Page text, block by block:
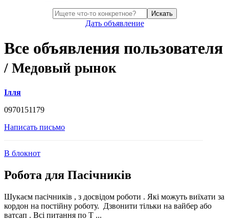
Искать
Дать объявление
Все объявления пользователя
/ Медовый рынок
Ілля
0970151179
Написать письмо
В блокнот
Робота для Пасічників
Шукаєм пасічників , з досвідом роботи . Які можуть виїхати за
кордон на постійну роботу. Дзвонити тільки на вайбер або
ватсап . Всі питання по Т ...